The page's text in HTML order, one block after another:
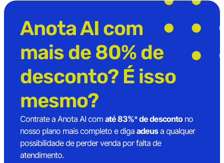
Anota AI com
mais de 80% de
desconto? É isso
mesmo?
Contrate a Anota AI com até 83%*de descontono
nosso plano mais completo e diga adeusa qualquer
possibilidade de perder venda por falta de
atendimento.